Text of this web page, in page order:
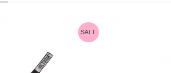
SALE